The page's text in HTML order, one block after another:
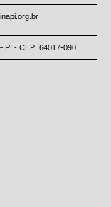
PI - CEP: 64017-090